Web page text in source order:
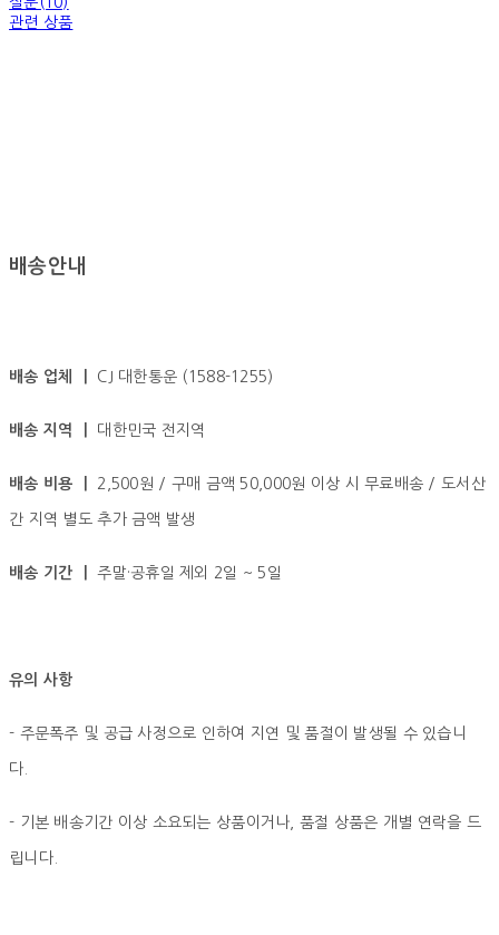
관련 상품
배송안내
배송 업체 ㅣ CJ 대한통운 (1588-1255)
배송 지역 ㅣ 대한민국 전지역
배송 비용 ㅣ 2,500원 / 구매 금액 50,000원 이상 시 무료배송 / 도서산
간 지역 별도 추가 금액 발생
배송 기간 ㅣ주말·공휴일 제외 2일 ~ 5일
유의 사항
- 주문폭주 및 공급 사정으로 인하여 지연 및 품절이 발생될 수 있습니
다.
- 기본 배송기간 이상 소요되는 상품이거나, 품절 상품은 개별 연락을 드
립니다.